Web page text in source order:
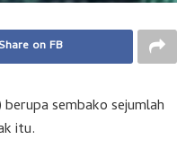
on FB
sembako sejumlah
itu.